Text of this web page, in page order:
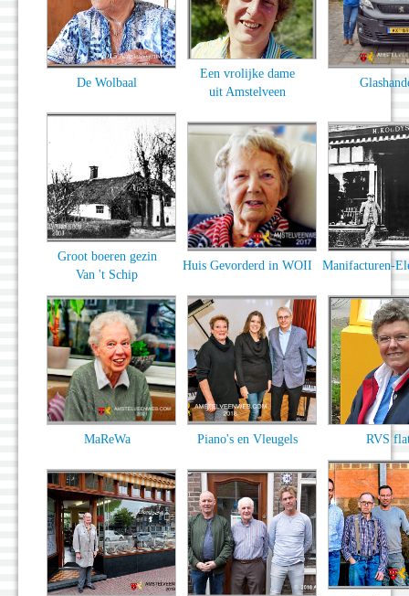
De Wolbaal
Een vrolijke dame
uit Amstelveen
Groot boeren gezin
Van 't Schip
Huis Gevorderd in WOII Manifacturen-
MaReWa Piano's en Vleugels RVS